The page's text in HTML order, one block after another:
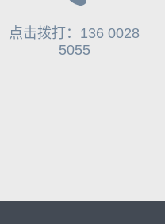
点击拨打：136 0028
5055